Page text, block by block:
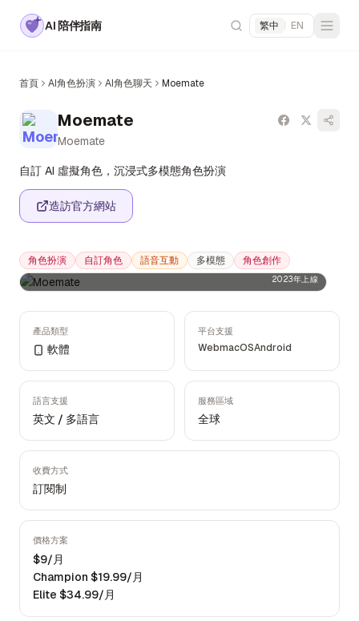
AI 陪伴指南 繁中 | EN
首頁 AI角色扮演 AI角色聊天 Moemate
Moemate
Moemate
自訂 AI 虛擬角色，沉浸式多模態角色扮演
造訪官方網站
角色扮演 自訂角色 語音互動 多模態 角色創作
2023年上線
產品類型
軟體
平台支援
WebmacOSAndroid
語言支援
英文 / 多語言
服務區域
全球
收費方式
訂閱制
價格方案
$9/月
Champion $19.99/月
Elite $34.99/月